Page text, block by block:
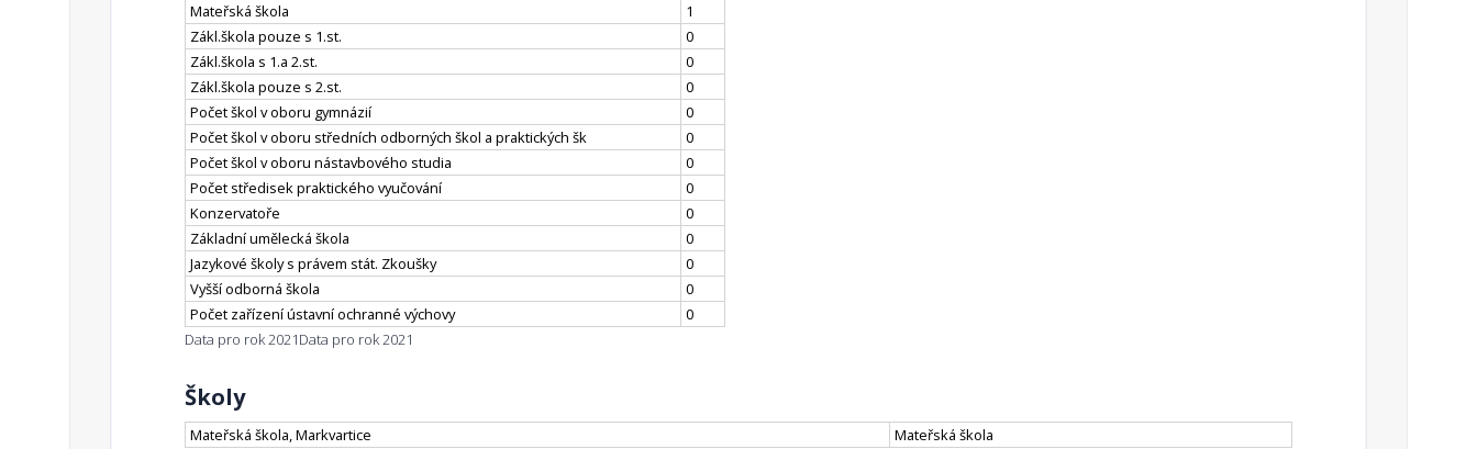
Mateřská škola
1
Zákl.škola pouze s 1.st.
0
Zákl.škola s 1.a 2.st.
0
Zákl.škola pouze s 2.st.
0
Počet škol v oboru gymnázií
0
Počet škol v oboru středních odborných škol a praktických šk
0
Počet škol v oboru nástavbového studia
0
Počet středisek praktického vyučování
0
Konzervatoře
0
Základní umělecká škola
0
Jazykové školy s právem stát. Zkoušky
0
Vyšší odborná škola
0
Počet zařízení ústavní ochranné výchovy
0
Data pro rok 2021Data pro rok 2021
Školy
Mateřská škola, Markvartice
Mateřská škola